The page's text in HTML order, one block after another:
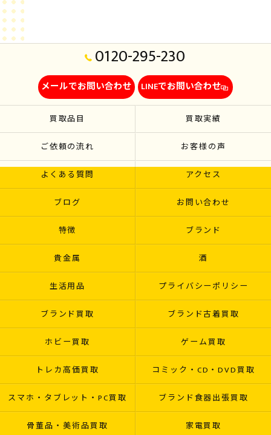
0120-295-230
メールでお問い合わせ LINEでお問い合わせ
買取品目 買取実績
ご依頼の流れ お客様の声
よくある質問 アクセス
ブログ お問い合わせ
特徴 ブランド
貴金属 酒
生活用品 プライバシーポリシー
ブランド買取 ブランド古着買取
ホビー買取 ゲーム買取
トレカ高価買取 コミック・CD・DVD買取
スマホ・タブレット・PC買取 ブランド食器出張買取
骨董品・美術品買取 家電買取